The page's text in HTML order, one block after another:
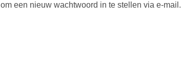
een nieuw wachtwoord in te stellen via e-mail.